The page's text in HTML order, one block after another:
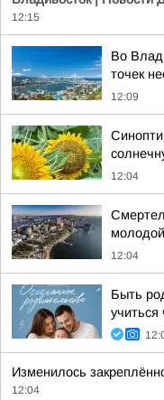
12:15
Во
точек
12:09
12:04
12:04
Быть
учиться
Изменилось
12:04